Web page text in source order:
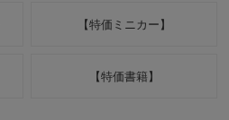
【特価ミニカー】
【特価書籍】